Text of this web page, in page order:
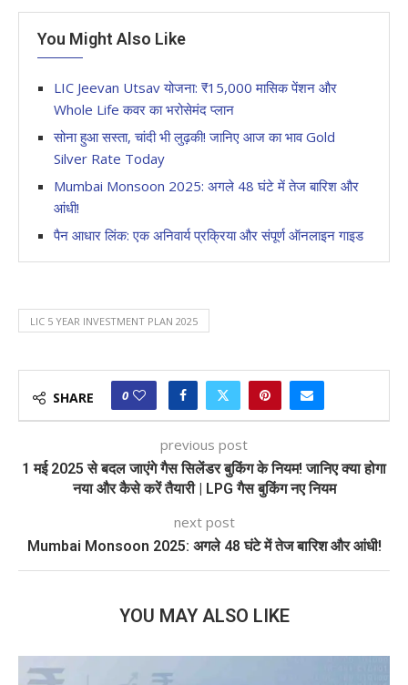
You Might Also Like
LIC Jeevan Utsav योजना: ₹15,000 मासिक पेंशन और
Whole Life कवर का भरोसेमंद प्लान
सोना हुआ सस्ता, चांदी भी लुढ़की! जानिए आज का भाव Gold
Silver Rate Today
Mumbai Monsoon 2025: अगले 48 घंटे में तेज बारिश और
आंधी!
पैन आधार लिंक: एक अनिवार्य प्रक्रिया और संपूर्ण ऑनलाइन गाइड
LIC 5 YEAR INVESTMENT PLAN 2025
SHARE 0
previous post
1 मई 2025 से बदल जाएंगे गैस सिलेंडर बुकिंग के नियम! जानिए क्या होगा
नया और कैसे करें तैयारी | LPG गैस बुकिंग नए नियम
next post
Mumbai Monsoon 2025: अगले 48 घंटे में तेज बारिश और आंधी!
YOU MAY ALSO LIKE